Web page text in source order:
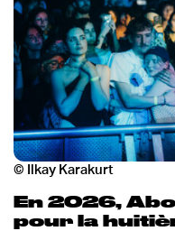
© Ilkay Karakurt
En 2026,
pour la